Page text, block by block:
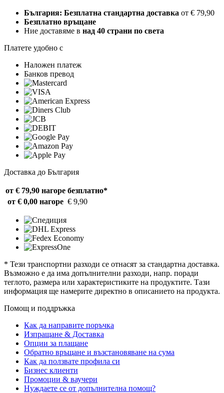
България: Безплатна стандартна доставка от € 79,90
Безплатно връщане
Ние доставяме в над 40 страни по света
Платете удобно с
Наложен платеж
Банков превод
Доставка до България
от € 79,90 нагоре безплатно*
от € 0,00 нагоре € 9,90
* Тези транспортни разходи се отнасят за стандартна доставка.
Възможно е да има допълнителни разходи, напр. поради
теглото, размера или характеристиките на продуктите. Тази
информация ще намерите директно в описанието на продукта.
Помощ и поддръжка
Как да направите поръчка
Изпращане & Доставка
Опции за плащане
Обратно връщане и възстановяване на сума
Как да ползвате профила си
Бизнес клиенти
Промоции & ваучери
Нуждаете се от допълнителна помощ?